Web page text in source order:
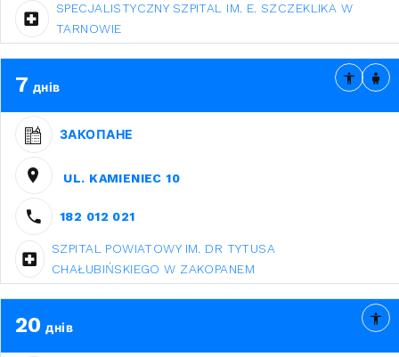
SPECJALISTYCZNY SZPITAL IM. E. SZCZEKLIKA W
TARNOWIE
7 днів
ЗАКОПАНЕ
UL. KAMIENIEC 10
182 012 021
SZPITAL POWIATOWY IM. DR TYTUSA
CHAŁUBIŃSKIEGO W ZAKOPANEM
20 днів